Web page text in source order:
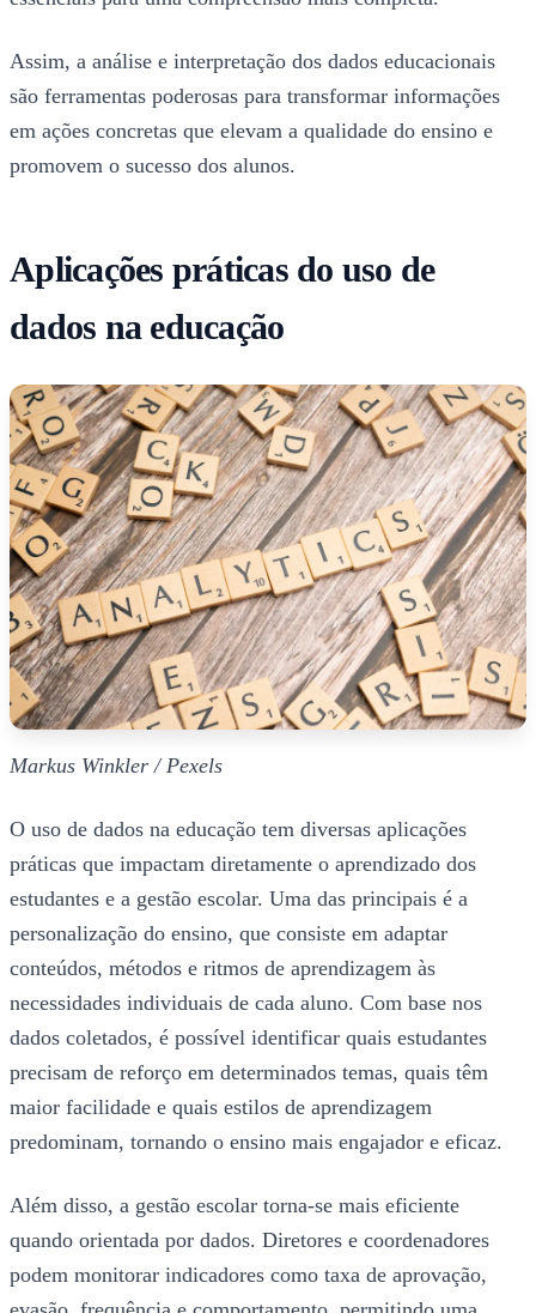
Assim, a análise e interpretação dos dados educacionais
são ferramentas poderosas para transformar informações
em ações concretas que elevam a qualidade do ensino e
promovem o sucesso dos alunos.
Aplicações práticas do uso de
dados na educação
Markus Winkler / Pexels
O uso de dados na educação tem diversas aplicações
práticas que impactam diretamente o aprendizado dos
estudantes e a gestão escolar. Uma das principais é a
personalização do ensino, que consiste em adaptar
conteúdos, métodos e ritmos de aprendizagem às
necessidades individuais de cada aluno. Com base nos
dados coletados, é possível identificar quais estudantes
precisam de reforço em determinados temas, quais têm
maior facilidade e quais estilos de aprendizagem
predominam, tornando o ensino mais engajador e eficaz.
Além disso, a gestão escolar torna-se mais eficiente
quando orientada por dados. Diretores e coordenadores
podem monitorar indicadores como taxa de aprovação,